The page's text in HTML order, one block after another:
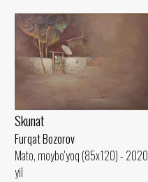
Skunat
Furqat Bozorov
Mato, moybo‘yoq (85x120) - 2020
yil